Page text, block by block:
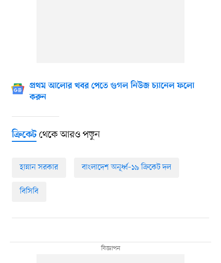
প্রথম আলোর খবর পেতে গুগল নিউজ চ্যানেল ফলো
করুন
ক্রিকেটথেকে আরও পড়ুন
হান্নান সরকার বাংলাদেশ অনূর্ধ্ব–১৯ ক্রিকেট দল
বিসিবি